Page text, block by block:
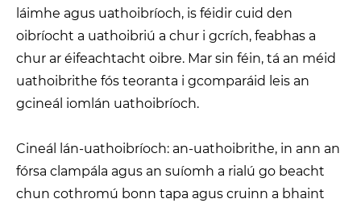
láimhe agus uathoibríoch, is féidir cuid den
oibríocht a uathoibriú a chur i gcrích, feabhas a
chur ar éifeachtacht oibre. Mar sin féin, tá an méid
uathoibrithe fós teoranta i gcomparáid leis an
gcineál iomlán uathoibríoch.
Cineál lán-uathoibríoch: an-uathoibrithe, in ann an
fórsa clampála agus an suíomh a rialú go beacht
chun cothromú bonn tapa agus cruinn a bhaint